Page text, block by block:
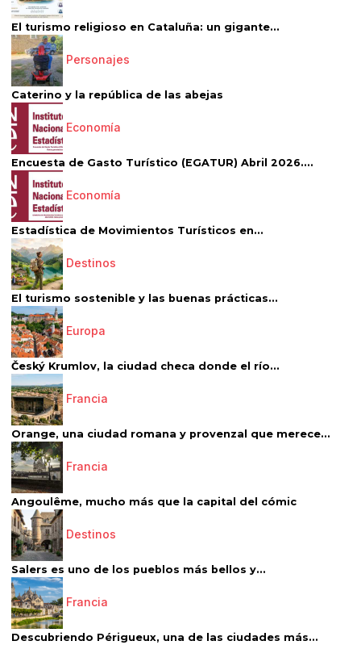
El turismo religioso en Cataluña: un gigante...
Personajes
Caterino y la república de las abejas
Economía
Encuesta de Gasto Turístico (EGATUR) Abril 2026....
Economía
Estadística de Movimientos Turísticos en...
Destinos
El turismo sostenible y las buenas prácticas...
Europa
Český Krumlov, la ciudad checa donde el río...
Francia
Orange, una ciudad romana y provenzal que merece...
Francia
Angoulême, mucho más que la capital del cómic
Destinos
Salers es uno de los pueblos más bellos y...
Francia
Descubriendo Périgueux, una de las ciudades más...